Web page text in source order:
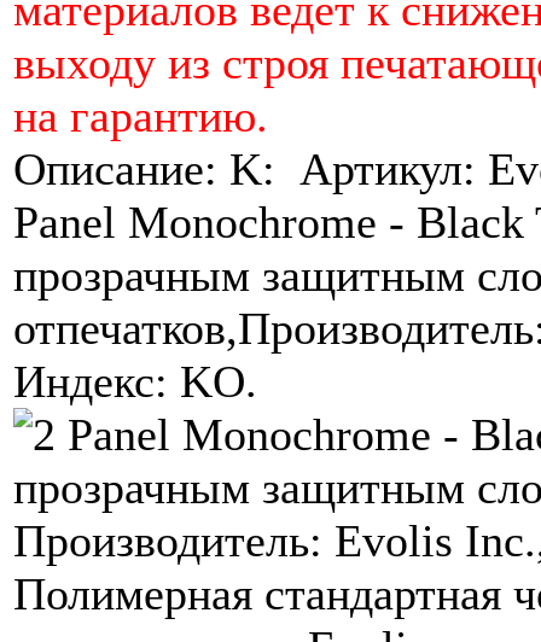
выходу из строя
на гарантию.
Описание: K: Артикул:
Panel Monochrome -
прозрачным защитным
Индекс: KO.